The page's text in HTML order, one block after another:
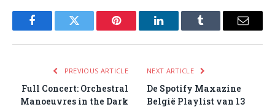
FacebookTwitter Pinterest LinkedInTumblr Email
PREVIOUS ARTICLE
Full Concert: Orchestral
Manoeuvres in the Dark
NEXT ARTICLE
De Spotify Maxazine
België Playlist van 13